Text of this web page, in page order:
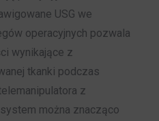
USG we
operacyjnych pozwala
wynikające z
tkanki podczas
z
można znacząco